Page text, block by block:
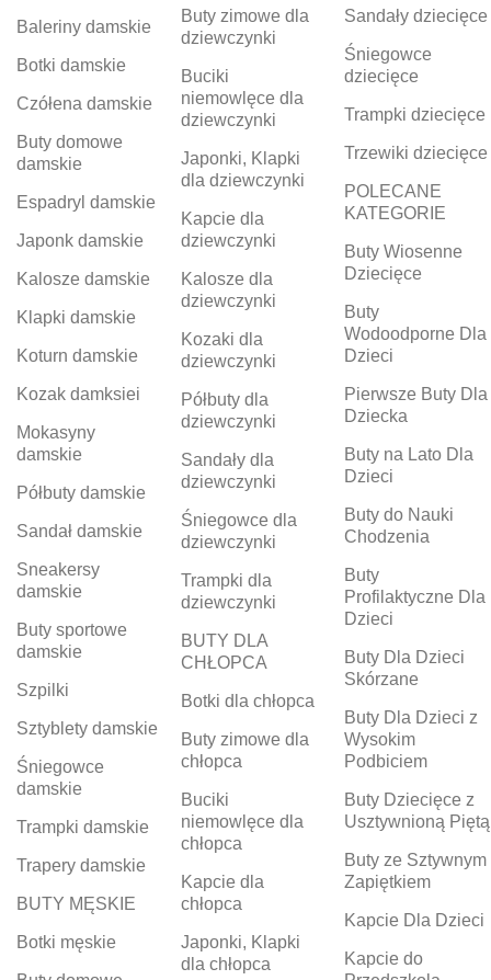
Baleriny damskie
Botki damskie
Czółena damskie
Buty domowe
damskie
Espadryl damskie
Japonk damskie
Kalosze damskie
Klapki damskie
Koturn damskie
Kozak damksiei
Mokasyny
damskie
Półbuty damskie
Sandał damskie
Sneakersy
damskie
Buty sportowe
damskie
Szpilki
Sztyblety damskie
Śniegowce
damskie
Trampki damskie
Trapery damskie
BUTY MĘSKIE
Botki męskie
Buty zimowe dla
dziewczynki
Buciki
niemowlęce dla
dziewczynki
Japonki, Klapki
dla dziewczynki
Kapcie dla
dziewczynki
Kalosze dla
dziewczynki
Kozaki dla
dziewczynki
Półbuty dla
dziewczynki
Sandały dla
dziewczynki
Śniegowce dla
dziewczynki
Trampki dla
dziewczynki
BUTY DLA
CHŁOPCA
Botki dla chłopca
Buty zimowe dla
chłopca
Buciki
niemowlęce dla
chłopca
Kapcie dla
chłopca
Japonki, Klapki
dla chłopca
Sandały dziecięce
Śniegowce
dziecięce
Trampki dziecięce
Trzewiki dziecięce
POLECANE
KATEGORIE
Buty Wiosenne
Dziecięce
Buty
Wodoodporne Dla
Dzieci
Pierwsze Buty Dla
Dziecka
Buty na Lato Dla
Dzieci
Buty do Nauki
Chodzenia
Buty
Profilaktyczne Dla
Dzieci
Buty Dla Dzieci
Skórzane
Buty Dla Dzieci z
Wysokim
Podbiciem
Buty Dziecięce z
Usztywnioną Piętą
Buty ze Sztywnym
Zapiętkiem
Kapcie Dla Dzieci
Kapcie do